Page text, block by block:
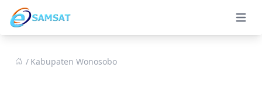
Open
Kabupaten Wonosobo